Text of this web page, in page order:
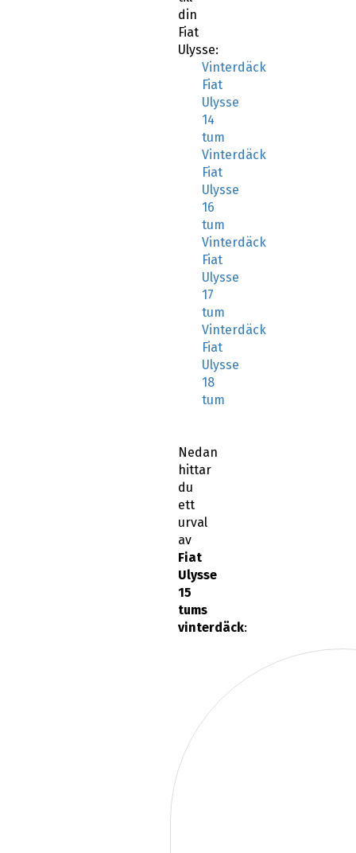
din
Fiat
Ulysse:
Vinterdäck
Fiat
Ulysse
14
tum
Vinterdäck
Fiat
Ulysse
16
tum
Vinterdäck
Fiat
Ulysse
17
tum
Vinterdäck
Fiat
Ulysse
18
tum
Nedan
hittar
du
ett
urval
av
Fiat
Ulysse
15
tums
vinterdäck: